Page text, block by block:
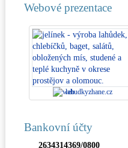
Webové prezentace
lahudkyzhane.cz
Bankovní účty
2634314369/0800